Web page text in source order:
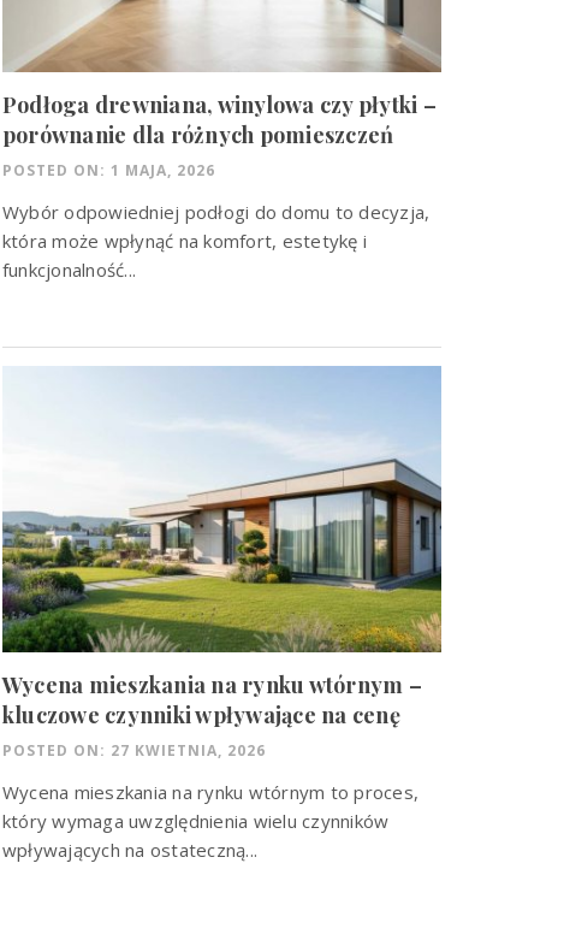
Podłoga drewniana, winylowa czy płytki –
porównanie dla różnych pomieszczeń
POSTED ON: 1 MAJA, 2026
Wybór odpowiedniej podłogi do domu to decyzja,
która może wpłynąć na komfort, estetykę i
funkcjonalność...
Wycena mieszkania na rynku wtórnym –
kluczowe czynniki wpływające na cenę
POSTED ON: 27 KWIETNIA, 2026
Wycena mieszkania na rynku wtórnym to proces,
który wymaga uwzględnienia wielu czynników
wpływających na ostateczną...